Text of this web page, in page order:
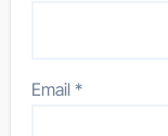
Email*